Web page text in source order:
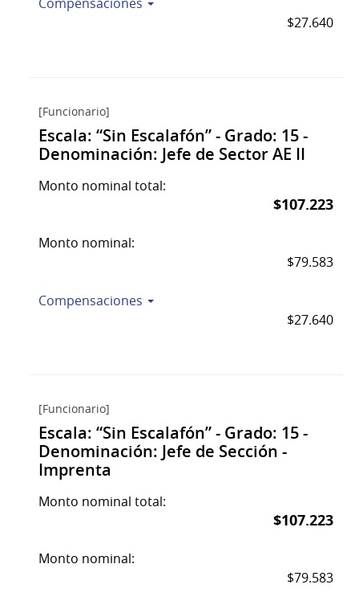
$27.640
[Funcionario]
Escala: “Sin Escalafón” - Grado: 15 -
Denominación: Jefe de Sector AE II
Monto nominal total:
$107.223
Monto nominal:
$79.583
Compensaciones
$27.640
[Funcionario]
Escala: “Sin Escalafón” - Grado: 15 -
Denominación: Jefe de Sección -
Imprenta
Monto nominal total:
$107.223
Monto nominal:
$79.583